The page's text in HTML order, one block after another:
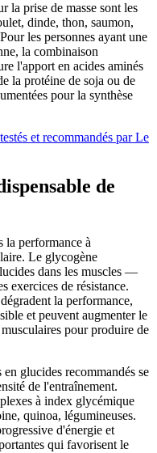
la prise de masse sont les
dinde, thon, saumon,
les personnes ayant une
la combinaison
l'apport en acides aminés
la protéine de soja ou de
pour la synthèse
et recommandés par Le
de
la performance à
Le glycogène
dans les muscles —
exercices de résistance.
la performance,
et peuvent augmenter le
pour produire de
en glucides recommandés se
de l'entraînement.
à index glycémique
quinoa, légumineuses.
d'énergie et
qui favorisent le